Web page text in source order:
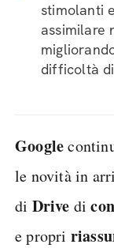
stimolanti
assimilare
difficoltà
Google
le novità in
di Drive di
e propri